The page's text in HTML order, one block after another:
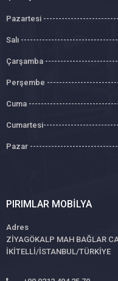
Pazartesi
Salı
Çarşamba
Perşembe
Cuma
Pazar
PIRIMLAR MOBILYA
Adres
ZİYAGÖKALP MAH BAĞLAR
İKİTELLİ/İSTANBUL/TÜRKİYE